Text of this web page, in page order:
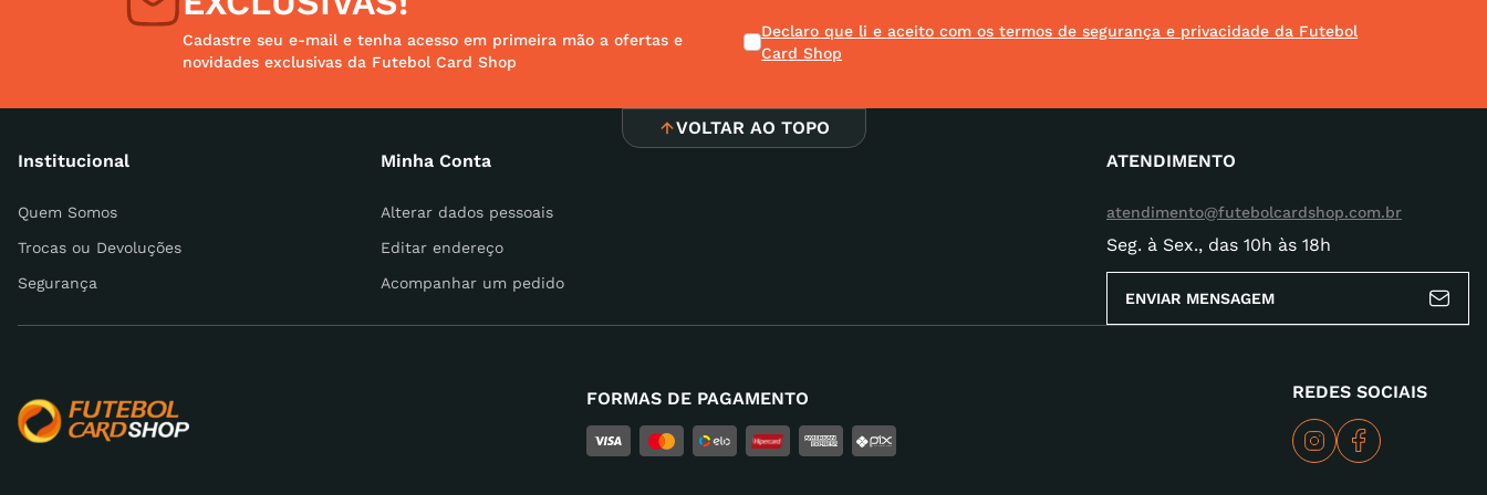
Escreva uma avaliação
Cadastre seu e-mail e tenha acesso em primeira mão a ofertas e
novidades exclusivas da Futebol Card Shop
Declaro que li e aceito com os termos de segurança e privacidade da Futebol
Card Shop
VOLTAR AO TOPO
Institucional
Quem Somos
Trocas ou Devoluções
Segurança
Minha Conta
Alterar dados pessoais
Editar endereço
Acompanhar um pedido
ATENDIMENTO
atendimento@futebolcardshop.com.br
Seg. à Sex., das 10h às 18h
ENVIAR MENSAGEM
FORMAS DE PAGAMENTO REDES SOCIAIS